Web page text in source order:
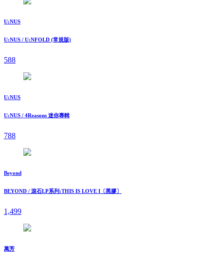
U:NUS
U:NUS / U:NFOLD (常規版)
588
U:NUS
U:NUS / 4Reasons 迷你專輯
788
Beyond
BEYOND / 滾石LP系列:THIS IS LOVE I〔黑膠〕
1,499
萬芳